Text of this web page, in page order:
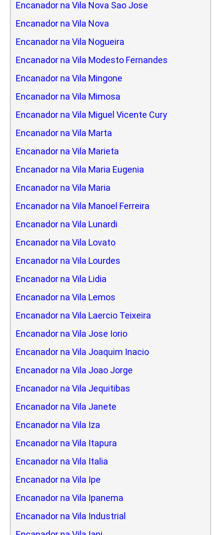
Encanador na Vila Nova Sao Jose
Encanador na Vila Nova
Encanador na Vila Nogueira
Encanador na Vila Modesto Fernandes
Encanador na Vila Mingone
Encanador na Vila Mimosa
Encanador na Vila Miguel Vicente Cury
Encanador na Vila Marta
Encanador na Vila Marieta
Encanador na Vila Maria Eugenia
Encanador na Vila Maria
Encanador na Vila Manoel Ferreira
Encanador na Vila Lunardi
Encanador na Vila Lovato
Encanador na Vila Lourdes
Encanador na Vila Lidia
Encanador na Vila Lemos
Encanador na Vila Laercio Teixeira
Encanador na Vila Jose Iorio
Encanador na Vila Joaquim Inacio
Encanador na Vila Joao Jorge
Encanador na Vila Jequitibas
Encanador na Vila Janete
Encanador na Vila Iza
Encanador na Vila Itapura
Encanador na Vila Italia
Encanador na Vila Ipe
Encanador na Vila Ipanema
Encanador na Vila Industrial